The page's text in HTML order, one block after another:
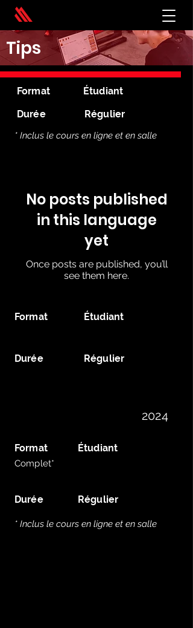
Tips
Format
Durée
Étudiant
Régulier
* Inclus le cours en ligne et en salle
No posts published
in this language
yet
Once posts are published, you’ll
see them here.
Format Étudiant
Durée Régulier
2024
Format
Complet*
Étudiant
Durée Régulier
* Inclus le cours en ligne et en salle